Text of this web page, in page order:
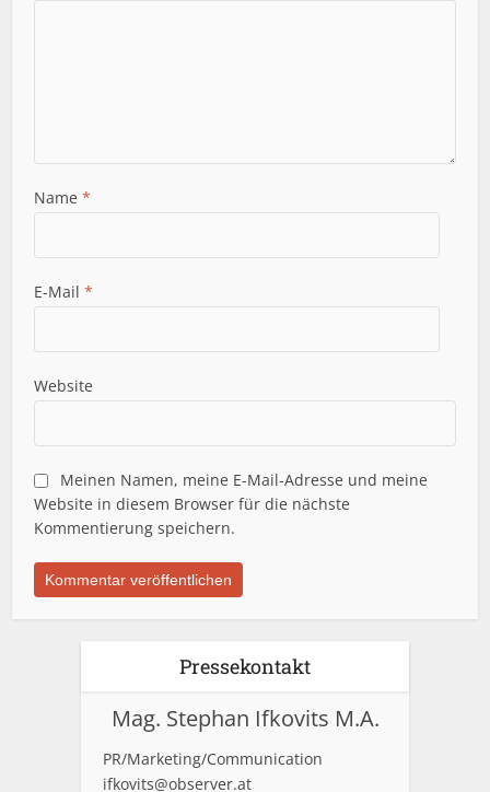
Name*
E-Mail*
Website
Meinen Namen, meine E-Mail-Adresse und meine
Website in diesem Browser für die nächste
Kommentierung speichern.
Pressekontakt
Mag. Stephan Ifkovits M.A.
PR/Marketing/Communication
ifkovits@observer.at